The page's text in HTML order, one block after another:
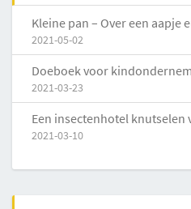
Kleine pan – Over een aapje
2021-05-02
Doeboek voor
2021-03-23
Een insectenhotel knutselen
2021-03-10